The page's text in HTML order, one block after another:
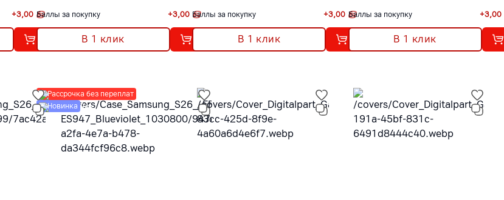
+3,00 Баллы за покупку +3,00
В 1 клик
Баллы за покупку +3,00
В 1 клик
Баллы за покупку +3,00
В 1 клик
Рассрочка без переплат
Новинка